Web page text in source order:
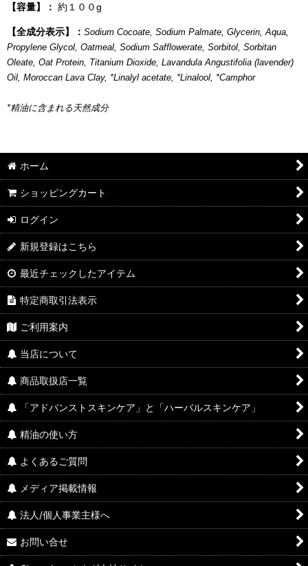
【容量】： 約１００g
【全成分表示】： Sodium Cocoate, Sodium Palmate, Glycerin, Aqua,
Propylene Glycol, Oatmeal, Sodium Safflowerate, Sorbitol, Sorbitan
Oleate, Oat Protein, Titanium Dioxide, Lavandula Angustifolia (lavender)
Oil, Moroccan Lava Clay, *Linalyl acetate, *Linalool, *Camphor
*精油に含まれる天然成分
ホーム
ショッピングカート
ログイン
新規登録はこちら
最近チェックしたアイテム
特定商取引法表示
ご利用案内
当店について
商品取扱店一覧
「アドバンストスキンケア」と「ハーバルスキンケア」
精油の使い方
よくあるご質問
メディア掲載情報
法人/個人事業主様へ
お問い合せ